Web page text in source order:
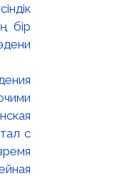
бір